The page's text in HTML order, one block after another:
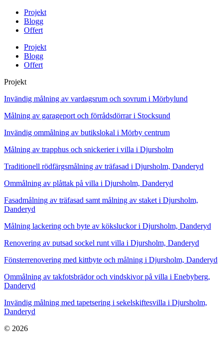
Projekt
Blogg
Offert
Projekt
Blogg
Offert
Projekt
Invändig målning av vardagsrum och sovrum i Mörbylund
Målning av garageport och förrådsdörrar i Stocksund
Invändig ommålning av butikslokal i Mörby centrum
Målning av trapphus och snickerier i villa i Djursholm
Traditionell rödfärgsmålning av träfasad i Djursholm, Danderyd
Ommålning av plåttak på villa i Djursholm, Danderyd
Fasadmålning av träfasad samt målning av staket i Djursholm,
Danderyd
Målning lackering och byte av köksluckor i Djursholm, Danderyd
Renovering av putsad sockel runt villa i Djursholm, Danderyd
Fönsterrenovering med kittbyte och målning i Djursholm, Danderyd
Ommålning av takfotsbrädor och vindskivor på villa i Enebyberg,
Danderyd
Invändig målning med tapetsering i sekelskiftesvilla i Djursholm,
Danderyd
© 2026